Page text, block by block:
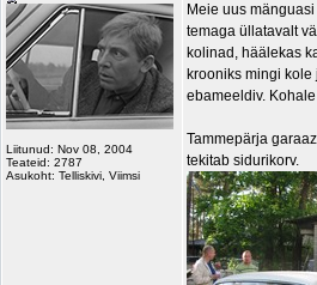
Liitunud: Nov 08, 2004
Teateid: 2787
Asukoht: Telliskivi, Viimsi
Meie uus
temaga üllatavalt
kolinad, häälekas
krooniks mingi
ebameeldiv.
Tammepärja
tekitab sidurikorv.